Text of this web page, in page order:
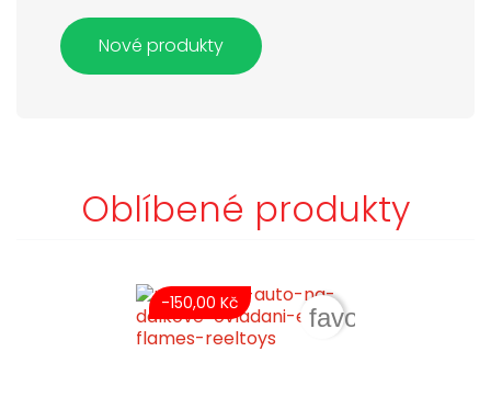
Nové produkty
Oblíbené produkty
-150,00 Kč
favorite_border